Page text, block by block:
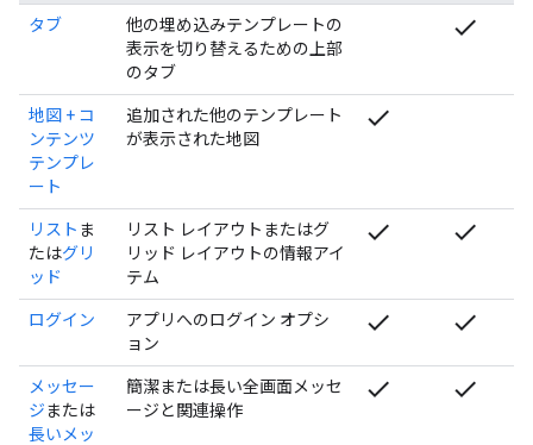
タブ
他の埋め込みテンプレートの
表示を切り替えるための上部
のタブ
check
地図 + コ
ンテンツ
テンプレ
ート
追加された他のテンプレート
が表示された地図
check
リスト ま
たはグリ
ッド
リスト レイアウトまたはグ
リッド レイアウトの情報アイ
テム
check check
ログイン
アプリへのログイン オプシ
ョン
check check
メッセー
ジまたは
長いメッ
簡潔または長い全画面メッセ
ージと関連操作
check check